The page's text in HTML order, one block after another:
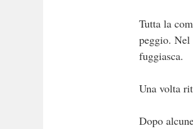
Tutta la
peggio. Nel
fuggiasca.
Una volta
Dopo